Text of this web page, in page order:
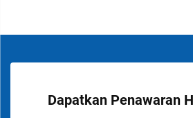
Dapatkan Penawaran